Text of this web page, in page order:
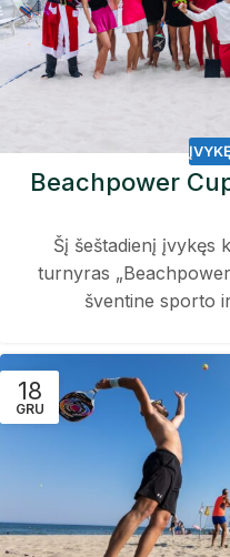
Beachpower
Šį šeštadienį įvykęs
turnyras
šventine sporto
18
GRU